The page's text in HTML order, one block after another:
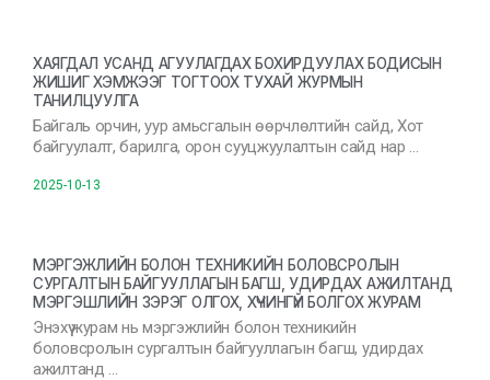
ХАЯГДАЛ УСАНД АГУУЛАГДАХ БОХИРДУУЛАХ БОДИСЫН
ЖИШИГ ХЭМЖЭЭГ ТОГТООХ ТУХАЙ ЖУРМЫН
ТАНИЛЦУУЛГА
Байгаль орчин, уур амьсгалын өөрчлөлтийн сайд, Хот
байгуулалт, барилга, орон сууцжуулалтын сайд нар …
2025-10-13
МЭРГЭЖЛИЙН БОЛОН ТЕХНИКИЙН БОЛОВСРОЛЫН
СУРГАЛТЫН БАЙГУУЛЛАГЫН БАГШ, УДИРДАХ АЖИЛТАНД
МЭРГЭШЛИЙН ЗЭРЭГ ОЛГОХ, ХҮЧИНГҮЙ БОЛГОХ ЖУРАМ
Энэхүү журам нь мэргэжлийн болон техникийн
боловсролын сургалтын байгууллагын багш, удирдах
ажилтанд …